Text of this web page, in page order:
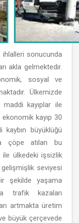
ihlalleri sonucunda
akla gelmektedir.
sosyal ve
Ülkemizde
maddi kayıplar ile
ekonomik kayıp 30
büyüklüğü
çöpe atılan bu
ile ülkedeki işsizlik
seviyesi
şekilde yaşama
trafik kazaları
artmakta üretim
büyük çerçevede